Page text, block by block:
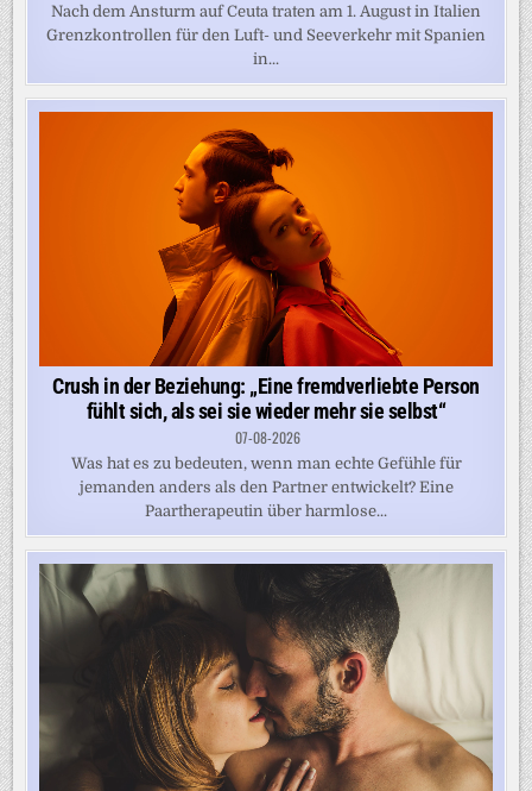
Nach dem Ansturm auf Ceuta traten am 1. August in Italien
Grenzkontrollen für den Luft- und Seeverkehr mit Spanien
in...
Crush in der Beziehung: „Eine fremdverliebte Person
fühlt sich, als sei sie wieder mehr sie selbst“
07-08-2026
Was hat es zu bedeuten, wenn man echte Gefühle für
jemanden anders als den Partner entwickelt? Eine
Paartherapeutin über harmlose...